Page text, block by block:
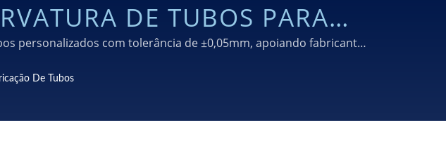
DE TUBOS PARA
personalizados com tolerância de ±0,05mm, apoiando fabricantes
CNC avançados e mais de 30 anos de experiência.
De Tubos